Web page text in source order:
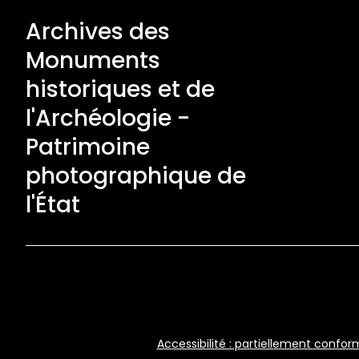
Archives des
Monuments
historiques et de
l'Archéologie -
Patrimoine
photographique de
l'État
Accessibilité : partiellement